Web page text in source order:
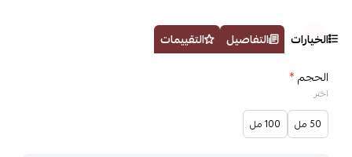
الخيارات التفاصيل
التقييمات
الحجم*
اختر
50 مل 100 مل